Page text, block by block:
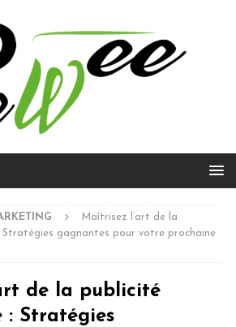
Maîtrisez l’art de la
Stratégies gagnantes pour votre prochaine
de la publicité
: Stratégies